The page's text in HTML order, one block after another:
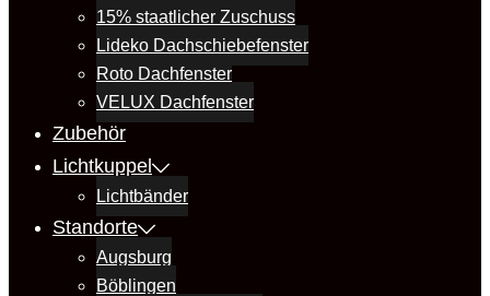
15% staatlicher Zuschuss
Lideko Dachschiebefenster
Roto Dachfenster
VELUX Dachfenster
Zubehör
Lichtkuppel
Lichtbänder
Standorte
Augsburg
Böblingen